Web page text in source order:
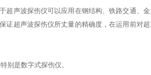
声波探伤仪可以应用在钢结构、铁路交通、金
超声波探伤仪所丈量的精确度，在运用前对超
是数字式探伤仪。